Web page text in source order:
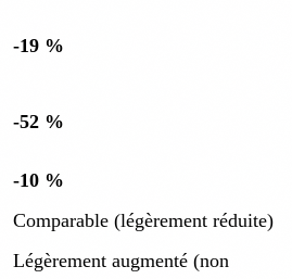
-19 %
-52 %
-10 %
Comparable (légèrement réduite)
Légèrement augmenté (non